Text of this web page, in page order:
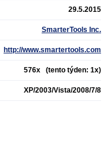
29.5.2015
SmarterTools Inc.
http://www.smartertools.com
576x (tento týden: 1x)
XP/2003/Vista/2008/7/8